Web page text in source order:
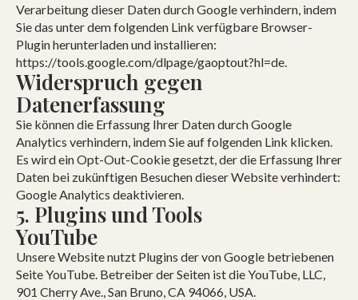
Verarbeitung dieser Daten durch Google verhindern, indem
Sie das unter dem folgenden Link verfügbare Browser-
Plugin herunterladen und installieren:
https://tools.google.com/dlpage/gaoptout?hl=de.
Widerspruch gegen
Datenerfassung
Sie können die Erfassung Ihrer Daten durch Google
Analytics verhindern, indem Sie auf folgenden Link klicken.
Es wird ein Opt-Out-Cookie gesetzt, der die Erfassung Ihrer
Daten bei zukünftigen Besuchen dieser Website verhindert:
Google Analytics deaktivieren.
5. Plugins und Tools
YouTube
Unsere Website nutzt Plugins der von Google betriebenen
Seite YouTube. Betreiber der Seiten ist die YouTube, LLC,
901 Cherry Ave., San Bruno, CA 94066, USA.